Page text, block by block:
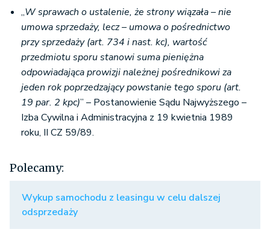
„W sprawach o ustalenie, że strony wiązała – nie
umowa sprzedaży, lecz – umowa o pośrednictwo
przy sprzedaży (art. 734 i nast. kc), wartość
przedmiotu sporu stanowi suma pieniężna
odpowiadająca prowizji należnej pośrednikowi za
jeden rok poprzedzający powstanie tego sporu (art.
19 par. 2 kpc)” – Postanowienie Sądu Najwyższego –
Izba Cywilna i Administracyjna z 19 kwietnia 1989
roku, II CZ 59/89.
Polecamy:
Wykup samochodu z leasingu w celu dalszej
odsprzedaży